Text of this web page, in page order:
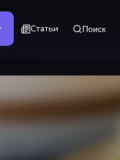
Статьи Поиск